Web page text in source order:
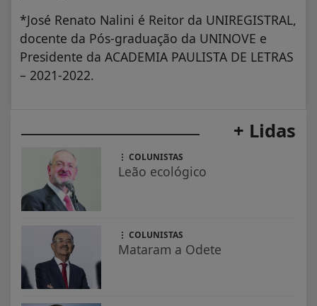
*José Renato Nalini é Reitor da UNIREGISTRAL,
docente da Pós-graduação da UNINOVE e
Presidente da ACADEMIA PAULISTA DE LETRAS
– 2021-2022.
+ Lidas
COLUNISTAS
Leão ecológico
COLUNISTAS
Mataram a Odete